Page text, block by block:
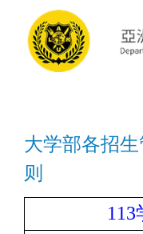
大学部各招
则
113